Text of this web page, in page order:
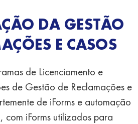
DA GESTÃO
E CASOS
de Licenciamento e
de Gestão de Reclamações e
de iForms e automação
iForms utilizados para